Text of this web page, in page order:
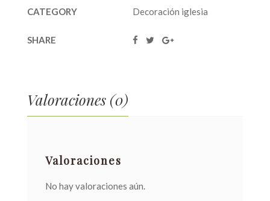
CATEGORY Decoración iglesia
SHARE
Valoraciones (0)
Valoraciones
No hay valoraciones aún.